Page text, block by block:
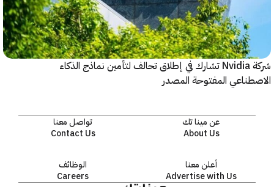
شركة Nvidia تشارك في إطلاق تحالف لتأمين نماذج الذكاء
المفتوحة المصدر
عن مينا تك
About Us
تواصل معنا
Contact Us
أعلن معنا
Advertise with Us
الوظائف
Careers